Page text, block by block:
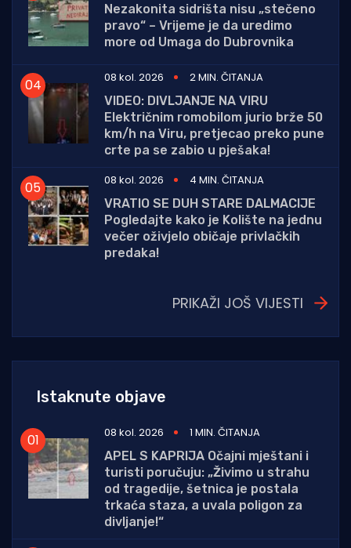
Nezakonita sidrišta nisu „stečeno
pravo“ – Vrijeme je da uredimo
more od Umaga do Dubrovnika
08 kol. 2026
2 MIN. ČITANJA
VIDEO: DIVLJANJE NA VIRU
Električnim romobilom jurio brže 50
km/h na Viru, pretjecao preko pune
crte pa se zabio u pješaka!
08 kol. 2026
4 MIN. ČITANJA
VRATIO SE DUH STARE DALMACIJE
Pogledajte kako je Kolište na jednu
večer oživjelo običaje privlačkih
predaka!
PRIKAŽI JOŠ VIJESTI
Istaknute objave
08 kol. 2026
1 MIN. ČITANJA
APEL S KAPRIJA Očajni mještani i
turisti poručuju: „Živimo u strahu
od tragedije, šetnica je postala
trkaća staza, a uvala poligon za
divljanje!“